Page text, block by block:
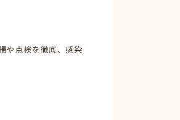
や点検を徹底、感染